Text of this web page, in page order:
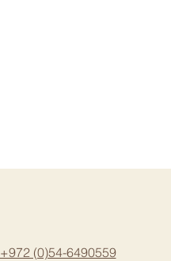
+972 (0)54-6490559